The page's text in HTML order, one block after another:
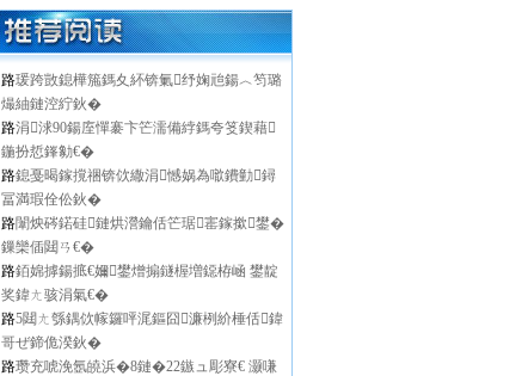
路瑗跨敳鎴樺箷鎷夊紑锛氭纾婅兘鍚︿笉璐
熶紬鏈涳紵鈥�
路涓浗90鍚庢憚褰卞笀濡備綍鎷夸笅鍥藉
鍦扮悊鎽勨€�
路鎴戞暍鎵撹祵锛佽繖涓憾娲為噷鐨勭鐞
冨満瑕佺伀鈥�
路闈炴硶鍩硅鏈烘瀯鑰佸笀琚寚鎵撳鐢�
鏁欒偛閮ㄢ€�
路銆婂摢鍚掋€嬭鐢熷搧鐩楃増鐚栫崡 鐢靛
奖鍏ㄤ骇涓氣€�
路5閮ㄤ綔鍝佽幏鑼呯浘鏂囧濂栵紒棰佸鍏
哥ぜ鍗佹湀鈥�
路瓒充唬浼氬皢浜�8鏈�22鏃ュ彫寮€ 灏嗛